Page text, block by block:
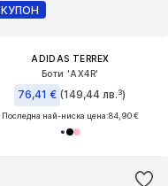
КУПОН
ADIDAS TERREX
Боти 'AX4R'
76,41 € (149,44 лв.³)
Последна най-ниска цена:84,90 €